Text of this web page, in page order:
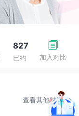
加入对比
827
已约
查看其他时间